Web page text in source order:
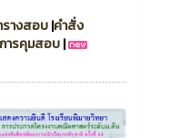
รางสอบ|คำสั่ง
ารคุมสอบ|